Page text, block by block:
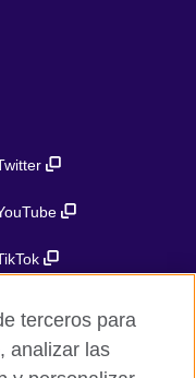
terceros para
analizar las